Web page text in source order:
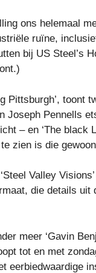
ons helemaal
ruïne,
bij US Steel’s
Pittsburgh’, toont
Pennells
– en ‘The black
zien is die
Valley
die details
meer ‘Gavin
tot en met
eerbiedwaardige